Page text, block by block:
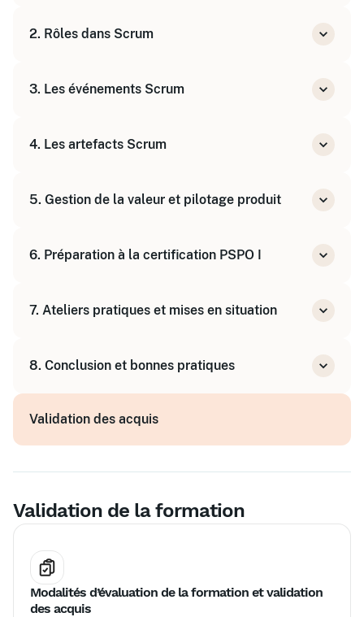
Le Manifeste Agile
2. Rôles dans Scrum
Le Scrum Master
3. Les événements Scrum
Daily Scrum
4. Les artefacts Scrum
priorisation
5. Gestion de la valeur et pilotage produit
Techniques de priorisation (ex : ROI, valeur
6. Préparation à la certification PSPO I
Exercices pratiques et QCM
7. Ateliers pratiques et mises en situation
Scrum
8. Conclusion et bonnes pratiques
Conseils pour le rôle de Product Owner au
quotidien
Validation des acquis
Validation de la formation
Modalités d’évaluation de la formation et validation
des acquis